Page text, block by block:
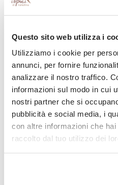
Questo sito web utilizza i
Utilizziamo i cookie per
annunci, per fornire
analizzare il nostro traffico.
informazioni sul modo in cui
nostri partner che si
pubblicità e social media, i
con altre informazioni che
raccolto dal tuo utilizzo dei
Continua la tua
Aggiungi al tuo carrello altri
di Sondrio
SENZA GLUTINE
SENZA LATTOSIO
Salame Corona 350gr ±5%
8,50€
Ricevi